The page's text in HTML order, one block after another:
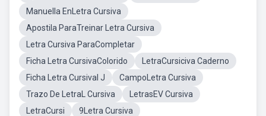
Manuella EnLetra Cursiva
Apostila ParaTreinar Letra Cursiva
Letra Cursiva ParaCompletar
Ficha Letra CursivaColorido
LetraCursiciva Caderno
Ficha Letra CursivaI J
CampoLetra Cursiva
Trazo De LetraL Cursiva
LetrasEV Cursiva
LetraCursi
9Letra Cursiva